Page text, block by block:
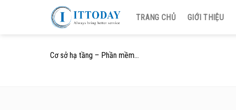
TRANG CHỦ GIỚI THIỆU
Cơ sở hạ tầng – Phần mềm…